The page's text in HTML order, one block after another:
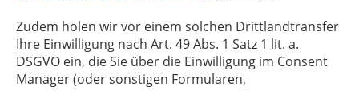
Zudem holen wir vor einem solchen Drittlandtransfer
Ihre Einwilligung nach Art. 49 Abs. 1 Satz 1 lit. a.
DSGVO ein, die Sie über die Einwilligung im Consent
Manager (oder sonstigen Formularen,